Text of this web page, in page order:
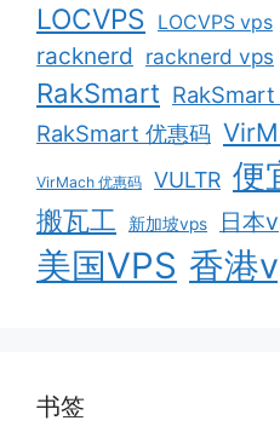
LOCVPS LOCVPS vps
racknerd racknerd vps
RakSmart
RakSmart 优惠码
VirMach 优惠码 VULTR 便
搬瓦工
新加坡vps 日本
美国VPS 香港
书签